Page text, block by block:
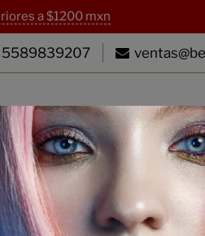
a $1200 mxn
5589839207
SOUVENIR